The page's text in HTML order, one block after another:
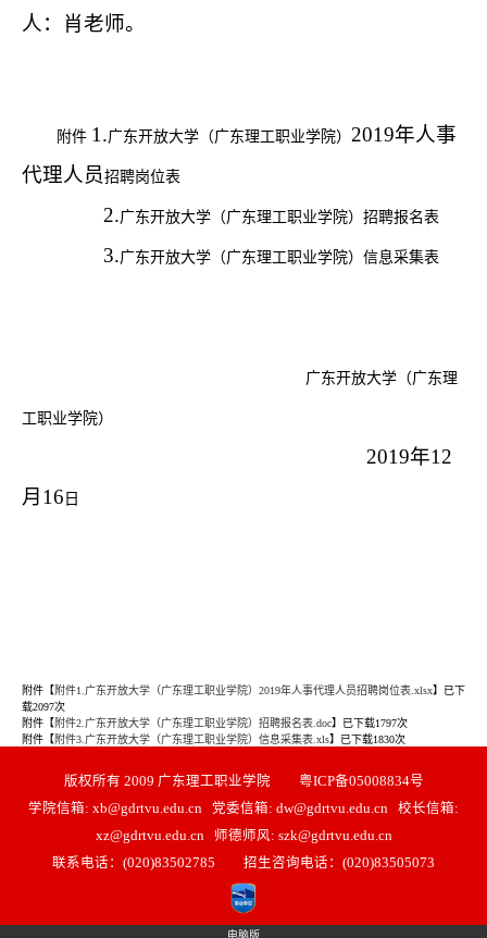
人：肖老师。
附件 1.广东开放大学（广东理工职业学院） 2019年人事
代理人员 招聘岗位表
2.广东开放大学（广东理工职业学院）招聘报名表
3.广东开放大学（广东理工职业学院）信息采集表
广东开放大学（广东理
工职业学院）
2019年12
月16 日
附件【 附件1.广东开放大学（广东理工职业学院）2019年人事代理人员招聘岗位表.xlsx】已下
载2097次
附件【 附件2.广东开放大学（广东理工职业学院）招聘报名表.doc】已下载1797次
附件【 附件3.广东开放大学（广东理工职业学院）信息采集表.xls】已下载1830次
版权所有 2009 广东理工职业学院 粤ICP备05008834号
学院信箱: xb@gdrtvu.edu.cn 党委信箱: dw@gdrtvu.edu.cn 校长信箱:
xz@gdrtvu.edu.cn 师德师风: szk@gdrtvu.edu.cn
联系电话：(020)83502785 招生咨询电话：(020)83505073
电脑版